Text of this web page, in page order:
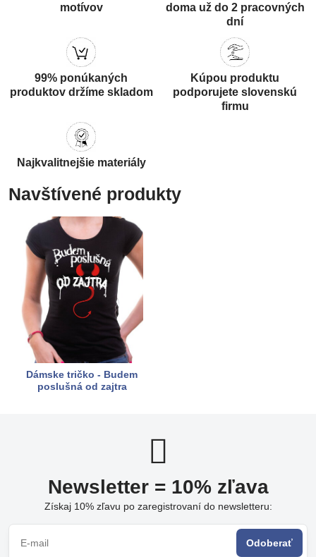
motívov
doma už do 2 pracovných
dní
99% ponúkaných
produktov držíme skladom
Kúpou produktu
podporujete slovenskú
firmu
Najkvalitnejšie materiály
Navštívené produkty
Dámske tričko - Budem
poslušná od zajtra
Newsletter = 10% zľava
Získaj 10% zľavu po zaregistrovaní do newsletteru:
Odoberať